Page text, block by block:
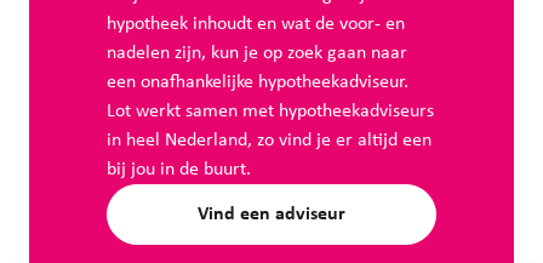
hypotheek inhoudt en wat de voor- en
nadelen zijn, kun je op zoek gaan naar
een onafhankelijke hypotheekadviseur.
Lot werkt samen met hypotheekadviseurs
in heel Nederland, zo vind je er altijd een
bij jou in de buurt.
Vind een adviseur